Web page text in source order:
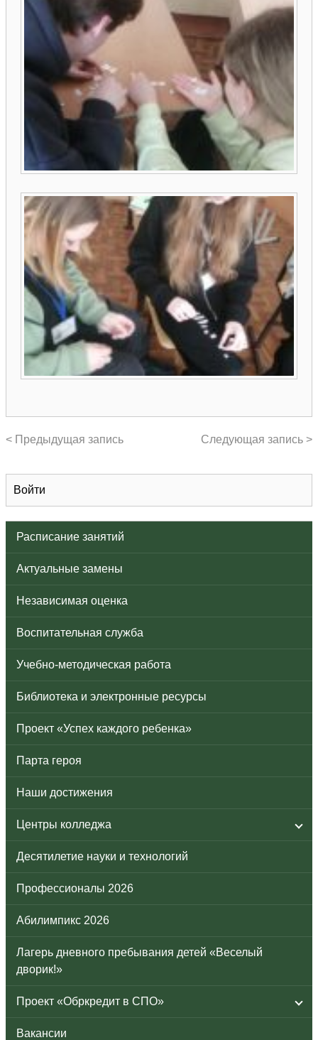
Войти
Расписание занятий
Актуальные замены
Независимая оценка
Воспитательная служба
Учебно-методическая работа
Библиотека и электронные ресурсы
Проект «Успех каждого ребенка»
Парта героя
Наши достижения
Центры колледжа
Десятилетие науки и технологий
Профессионалы 2026
Абилимпикс 2026
Лагерь дневного пребывания детей «Веселый
дворик!»
Проект «Обркредит в СПО»
Вакансии
< Предыдущая запись Следующая запись >